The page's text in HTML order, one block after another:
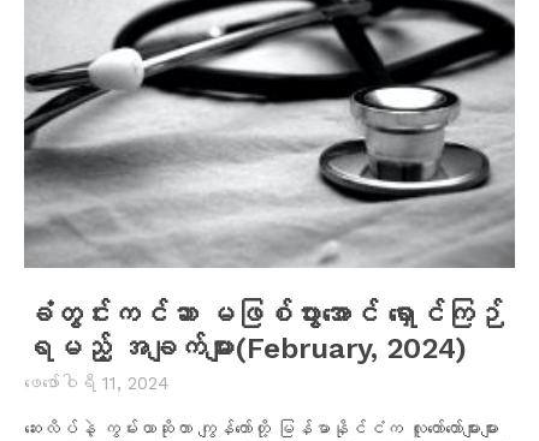
ခံတွင်းကင်ဆာ မဖြစ်ပွားအောင် ရှောင်ကြဉ်
ရမည့် အချက်များ(February, 2024)
ဖေ‌ဖော်ဝါရီ 11, 2024
ဆေးလိပ်နဲ့ ကွမ်းယာဆိုတာ ကျွန်တော်တို့ မြန်မာနိုင်ငံက လူတော်တော်များများ